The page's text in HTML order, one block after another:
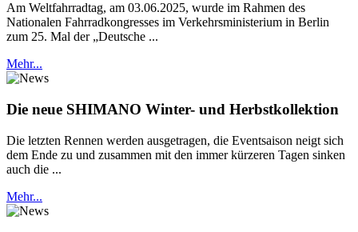
Am Weltfahrradtag, am 03.06.2025, wurde im Rahmen des
Nationalen Fahrradkongresses im Verkehrsministerium in Berlin
zum 25. Mal der „Deutsche ...
Mehr...
Die neue SHIMANO Winter- und Herbstkollektion
Die letzten Rennen werden ausgetragen, die Eventsaison neigt sich
dem Ende zu und zusammen mit den immer kürzeren Tagen sinken
auch die ...
Mehr...